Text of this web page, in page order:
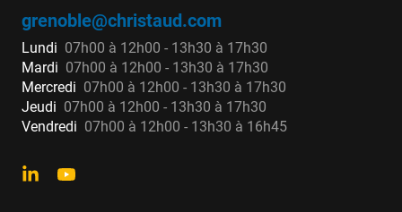
grenoble@christaud.com
Lundi 07h00 à 12h00 - 13h30 à 17h30
Mardi 07h00 à 12h00 - 13h30 à 17h30
Mercredi 07h00 à 12h00 - 13h30 à 17h30
Jeudi 07h00 à 12h00 - 13h30 à 17h30
Vendredi 07h00 à 12h00 - 13h30 à 16h45